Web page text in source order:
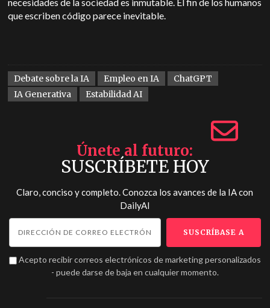
que escriben código parece inevitable.
Debate sobre la IA Empleo en IA
ChatGPT
IA Generativa
Estabilidad AI
Únete al futuro
SUSCRÍBETE HOY
Claro, conciso y completo. Conozca los avances de la IA con
DailyAI
Acepto recibir correos electrónicos de marketing personalizados
- puede darse de baja en cualquier momento.